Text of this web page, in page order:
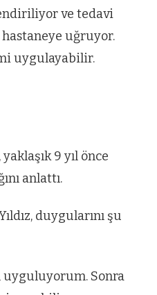
ve tedavi
uğruyor.
uygulayabilir.
9 yıl önce
anlattı.
duygularını şu
uyguluyorum. Sonra